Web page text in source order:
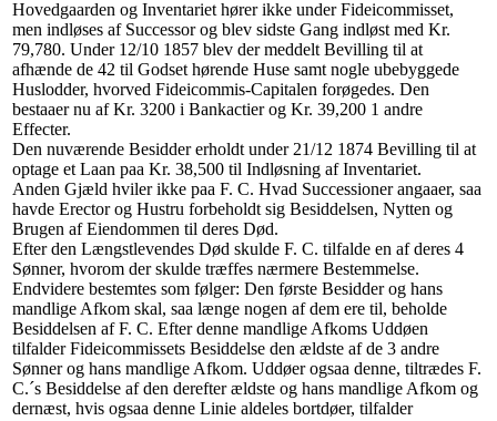
Hovedgaarden og Inventariet hører ikke under Fideicommisset,
men indløses af Successor og blev sidste Gang indløst med Kr.
79,780. Under 12/10 1857 blev der meddelt Bevilling til at
afhænde de 42 til Godset hørende Huse samt nogle ubebyggede
Huslodder, hvorved Fideicommis-Capitalen forøgedes. Den
bestaaer nu af Kr. 3200 i Bankactier og Kr. 39,200 1 andre
Effecter.
Den nuværende Besidder erholdt under 21/12 1874 Bevilling til at
optage et Laan paa Kr. 38,500 til Indløsning af Inventariet.
Anden Gjæld hviler ikke paa F. C. Hvad Successioner angaaer, saa
havde Erector og Hustru forbeholdt sig Besiddelsen, Nytten og
Brugen af Eiendommen til deres Død.
Efter den Længstlevendes Død skulde F. C. tilfalde en af deres 4
Sønner, hvorom der skulde træffes nærmere Bestemmelse.
Endvidere bestemtes som følger: Den første Besidder og hans
mandlige Afkom skal, saa længe nogen af dem ere til, beholde
Besiddelsen af F. C. Efter denne mandlige Afkoms Uddøen
tilfalder Fideicommissets Besiddelse den ældste af de 3 andre
Sønner og hans mandlige Afkom. Uddøer ogsaa denne, tiltrædes F.
C.´s Besiddelse af den derefter ældste og hans mandlige Afkom og
dernæst, hvis ogsaa denne Linie aldeles bortdøer, tilfalder